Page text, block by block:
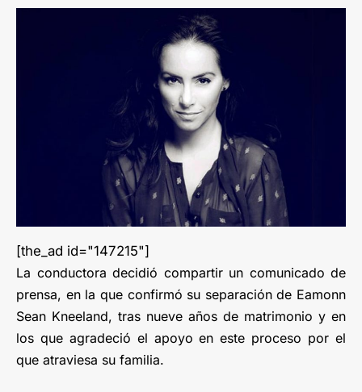
[the_ad id="147215"]
La conductora decidió compartir un comunicado de
prensa, en la que confirmó su separación de Eamonn
Sean Kneeland, tras nueve años de matrimonio y en
los que agradeció el apoyo en este proceso por el
que atraviesa su familia.